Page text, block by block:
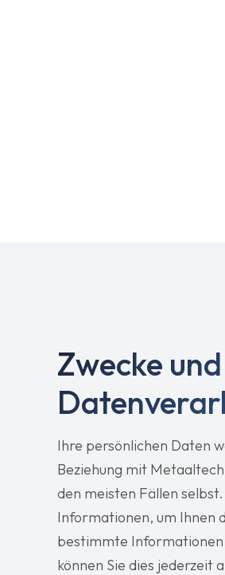
Zwecke
Ihre persönlichen Daten
Beziehung mit
den meisten Fällen
Informationen, um Ihnen
bestimmte
können Sie dies jederzeit